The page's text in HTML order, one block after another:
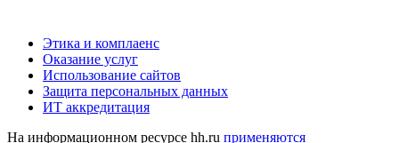
Этика и комплаенс
Оказание услуг
Использование сайтов
Защита персональных данных
ИТ аккредитация
На информационном ресурсе hh.ru применяются